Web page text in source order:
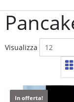
Visualizza
In offerta!